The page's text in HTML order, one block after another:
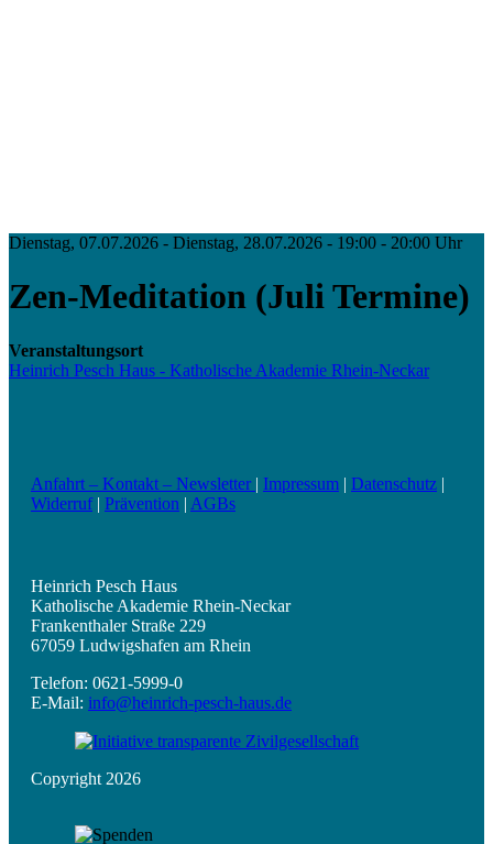
Dienstag, 07.07.2026 - Dienstag, 28.07.2026 - 19:00 - 20:00 Uhr
Zen-Meditation (Juli Termine)
Veranstaltungsort
Heinrich Pesch Haus - Katholische Akademie Rhein-Neckar
Anfahrt – Kontakt – Newsletter | Impressum | Datenschutz |
Widerruf| Prävention | AGBs
Heinrich Pesch Haus
Katholische Akademie Rhein-Neckar
Frankenthaler Straße 229
67059 Ludwigshafen am Rhein
Telefon: 0621-5999-0
E-Mail: info@heinrich-pesch-haus.de
Copyright 2026